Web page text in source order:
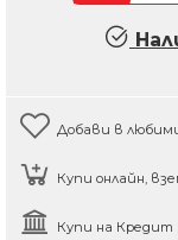
Добави в
Купи онлайн,
Купи на Кредит